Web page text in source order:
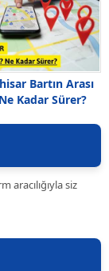
Bartın Arası
Kadar Sürer?
aracılığıyla siz